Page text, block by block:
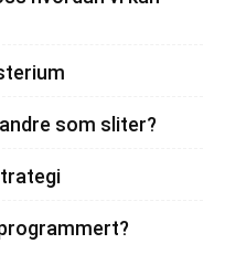
som sliter?